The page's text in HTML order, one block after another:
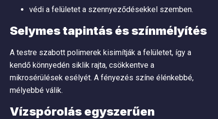
védi a felületet a szennyeződésekkel szemben.
Selymes tapintás és színmélyítés
A testre szabott polimerek kisimítják a felületet, így a
kendő könnyedén siklik rajta, csökkentve a
mikrosérülések esélyét. A fényezés színe élénkebbé,
mélyebbé válik.
Vízspórolás egyszerűen